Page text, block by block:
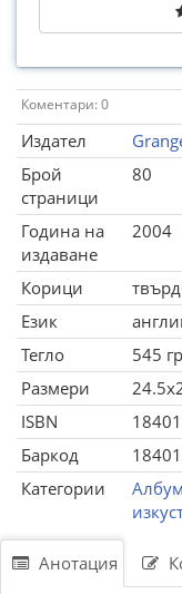
Коментари: 0
Издател
Брой
страници
80
Година на
издаване
2004
Корици
Език
Тегло
545
Размери
ISBN
Баркод
Категории
Анотация